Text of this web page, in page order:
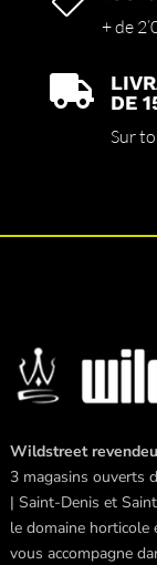
+ de

DE
Sur
Wildstreet
3 magasins ouverts
| Saint-Denis et
le domaine horticole
vous accompagne